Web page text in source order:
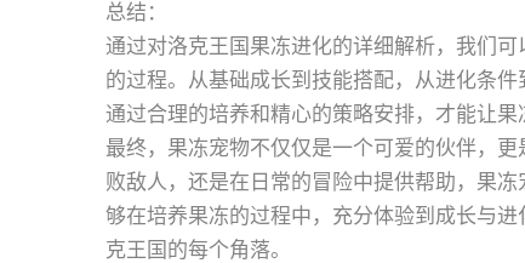
总结：
通过对洛克王国果冻进化的详细解析，我们
的过程。从基础成长到技能搭配，从进化条
通过合理的培养和精心的策略安排，才能让果
最终，果冻宠物不仅仅是一个可爱的伙伴，
败敌人，还是在日常的冒险中提供帮助，果
够在培养果冻的过程中，充分体验到成长与
克王国的每个角落。